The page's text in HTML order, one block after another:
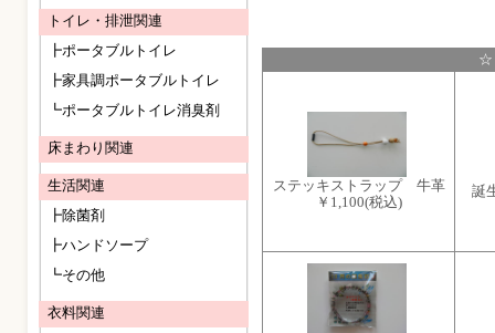
☆
ステッキストラップ 牛革
￥1,100(税込)
誕
トイレ・排泄関連
┣ポータブルトイレ
┣家具調ポータブルトイレ
┗ポータブルトイレ消臭剤
床まわり関連
生活関連
┣除菌剤
┣ハンドソープ
┗その他
衣料関連